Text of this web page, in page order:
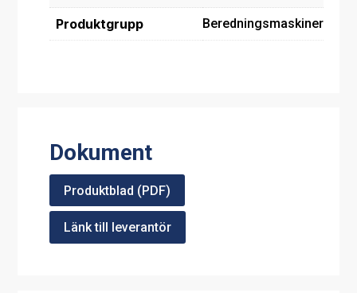
Produktgrupp Beredningsmaskiner
Dokument
Produktblad (PDF)
Länk till leverantör